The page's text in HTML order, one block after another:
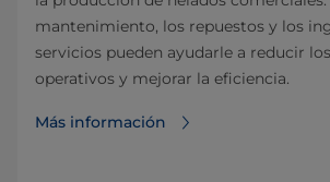
mantenimiento, los repuestos y los
servicios pueden ayudarle a reducir
operativos y mejorar la eficiencia.
Más información